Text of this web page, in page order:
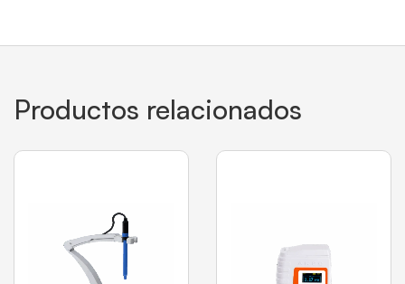
Productos relacionados